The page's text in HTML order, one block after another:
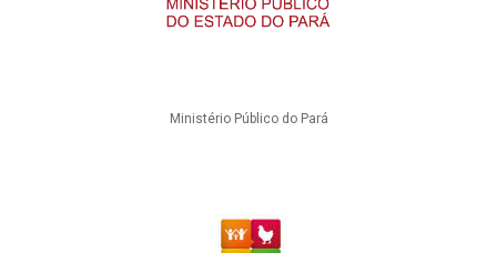
Ministério Público do Pará